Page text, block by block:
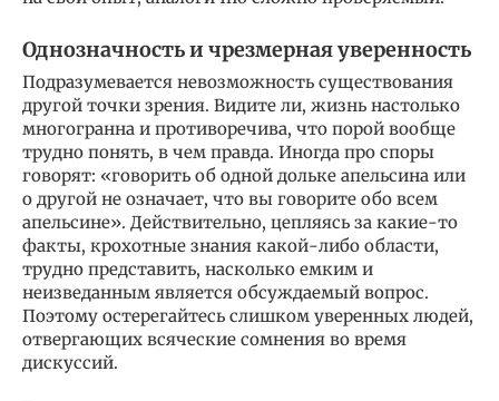
Однозначность и чрезмерная уверенность
Подразумевается невозможность существования
другой точки зрения. Видите ли, жизнь настолько
многогранна и противоречива, что порой вообще
трудно понять, в чем правда. Иногда про споры
говорят: «говорить об одной дольке апельсина или
о другой не означает, что вы говорите обо всем
апельсине». Действительно, цепляясь за какие-то
факты, крохотные знания какой-либо области,
трудно представить, насколько емким и
неизведанным является обсуждаемый вопрос.
Поэтому остерегайтесь слишком уверенных людей,
отвергающих всяческие сомнения во время
дискуссий.